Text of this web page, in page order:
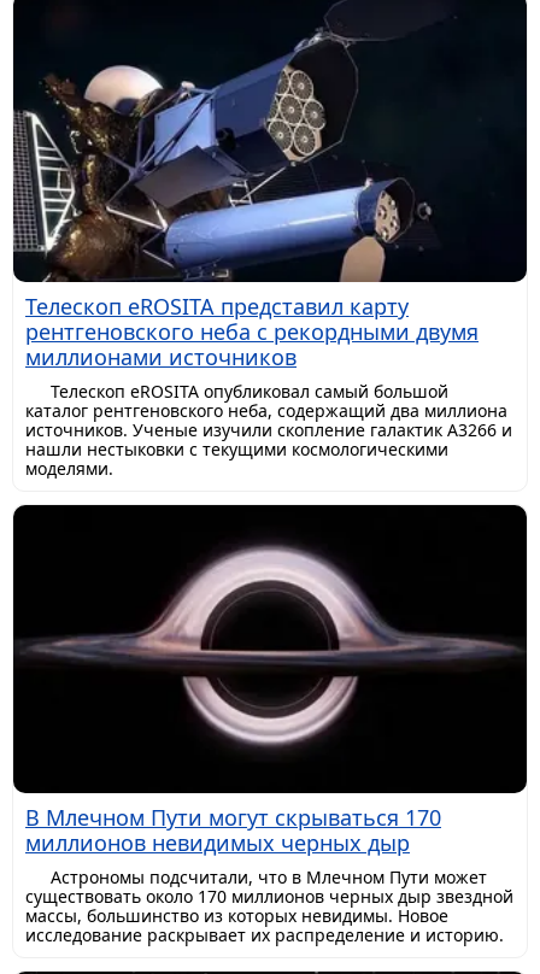
Телескоп eROSITA представил карту
рентгеновского неба с рекордными двумя
миллионами источников
Телескоп eROSITA опубликовал самый большой
каталог рентгеновского неба, содержащий два миллиона
источников. Ученые изучили скопление галактик A3266 и
нашли нестыковки с текущими космологическими
моделями.
В Млечном Пути могут скрываться 170
миллионов невидимых черных дыр
Астрономы подсчитали, что в Млечном Пути может
существовать около 170 миллионов черных дыр звездной
массы, большинство из которых невидимы. Новое
исследование раскрывает их распределение и историю.